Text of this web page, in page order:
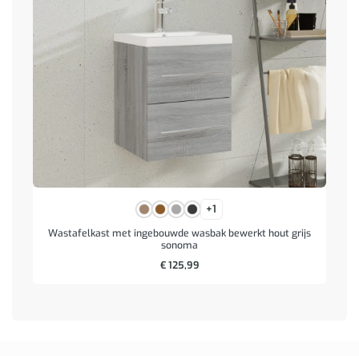
+1
Wastafelkast met ingebouwde wasbak bewerkt hout grijs
sonoma
€125,99